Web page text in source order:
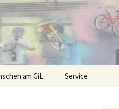
am GiL Service